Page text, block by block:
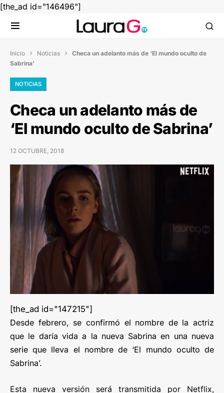
[the_ad id="146496"]
Inicio  Noticias  Checa un adelanto más de ‘El mundo oculto de
Sabrina’
NOTICIAS
Checa un adelanto más de
‘El mundo oculto de Sabrina’
12 OCTUBRE, 2018
[the_ad id="147215"]
Desde febrero, se confirmó el nombre de la actriz
que le daría vida a la nueva Sabrina en una nueva
serie que lleva el nombre de ‘El mundo oculto de
Sabrina’.
Esta nueva versión será transmitida por Netflix,